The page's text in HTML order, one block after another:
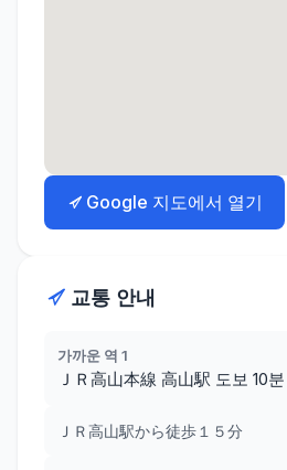
Google 지도에서 열기
교통 안내
가까운 역 1
ＪＲ高山本線 高山駅 도보 10분
ＪＲ高山駅から徒歩１５分